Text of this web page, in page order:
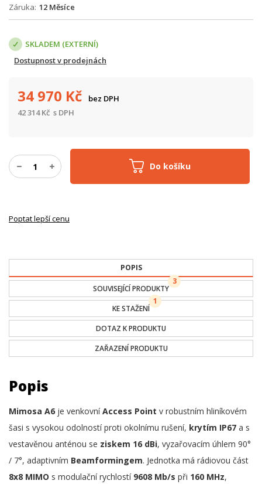
Záruka 12 Měsíce
SKLADEM (EXTERNÍ)
Dostupnost v prodejnách
Do košíku
34 970 Kč
bez DPH
42 314Kč s DPH
Poptat lepší cenu
POPIS
SOUVISEJÍCÍ PRODUKTY
3
KE STAŽENÍ
1
DOTAZ K PRODUKTU
ZAŘAZENÍ PRODUKTU
Popis
Mimosa A6 je venkovníAccess Point v robustním hliníkovém
šasi s vysokou odolností proti okolnímu rušení, krytím IP67 a s
vestavěnou anténou se ziskem 16 dBi, vyzařovacím úhlem 90°
/ 7°, adaptivním Beamformingem. Jednotka má rádiovou část
8x8 MIMO s modulační rychlostí 9608 Mb/s při 160 MHz,